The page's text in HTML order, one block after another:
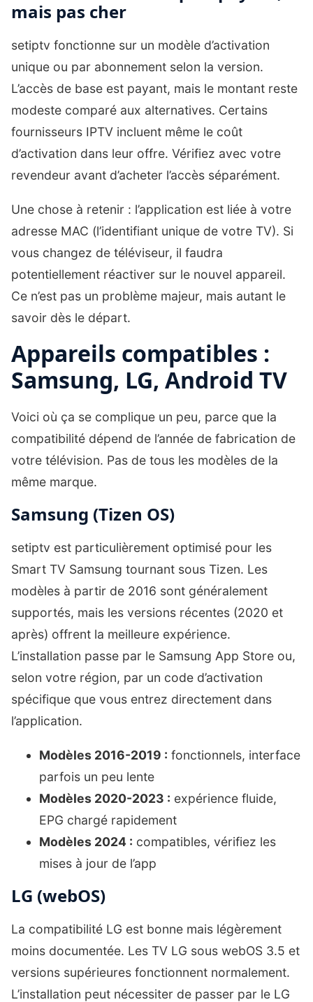
mais pas cher
setiptv fonctionne sur un modèle d’activation
unique ou par abonnement selon la version.
L’accès de base est payant, mais le montant reste
modeste comparé aux alternatives. Certains
fournisseurs IPTV incluent même le coût
d’activation dans leur offre. Vérifiez avec votre
revendeur avant d’acheter l’accès séparément.
Une chose à retenir : l’application est liée à votre
adresse MAC (l’identifiant unique de votre TV). Si
vous changez de téléviseur, il faudra
potentiellement réactiver sur le nouvel appareil.
Ce n’est pas un problème majeur, mais autant le
savoir dès le départ.
Appareils compatibles :
Samsung, LG, Android TV
Voici où ça se complique un peu, parce que la
compatibilité dépend de l’année de fabrication de
votre télévision. Pas de tous les modèles de la
même marque.
Samsung (Tizen OS)
setiptv est particulièrement optimisé pour les
Smart TV Samsung tournant sous Tizen. Les
modèles à partir de 2016 sont généralement
supportés, mais les versions récentes (2020 et
après) offrent la meilleure expérience.
L’installation passe par le Samsung App Store ou,
selon votre région, par un code d’activation
spécifique que vous entrez directement dans
l’application.
Modèles 2016-2019 : fonctionnels, interface
parfois un peu lente
Modèles 2020-2023 : expérience fluide,
EPG chargé rapidement
Modèles 2024 : compatibles, vérifiez les
mises à jour de l’app
LG (webOS)
La compatibilité LG est bonne mais légèrement
moins documentée. Les TV LG sous webOS 3.5 et
versions supérieures fonctionnent normalement.
L’installation peut nécessiter de passer par le LG